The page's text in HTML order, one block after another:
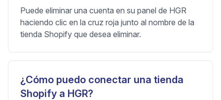
Puede eliminar una cuenta en su panel de HGR
haciendo clic en la cruz roja junto al nombre de la
tienda Shopify que desea eliminar.
¿Cómo puedo conectar una tienda
Shopify a HGR?